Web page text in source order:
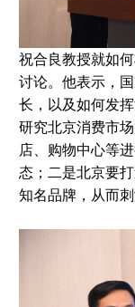
祝合良教授就如
讨论。他表示，
长，以及如何发
研究北京消费市
店、购物中心等
态；二是北京要
知名品牌，从而